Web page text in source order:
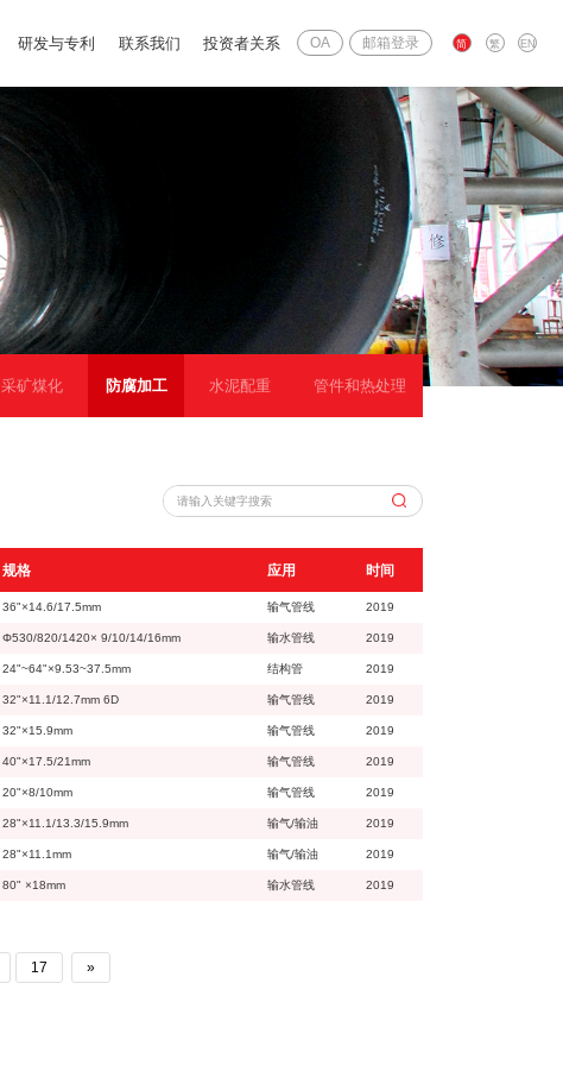
研发与专利 联系我们 投资者关系 OA 邮箱登录 简 繁 EN
采矿煤化 防腐加工 水泥配重 管件和热处理
规格 应用 时间
36"×14.6/17.5mm 输气管线 2019
Φ530/820/1420× 9/10/14/16mm 输水管线 2019
24"~64"×9.53~37.5mm 结构管 2019
32"×11.1/12.7mm 6D 输气管线 2019
32"×15.9mm 输气管线 2019
40"×17.5/21mm 输气管线 2019
20"×8/10mm 输气管线 2019
28"×11.1/13.3/15.9mm 输气/输油 2019
28"×11.1mm 输气/输油 2019
80" ×18mm 输水管线 2019
17 »